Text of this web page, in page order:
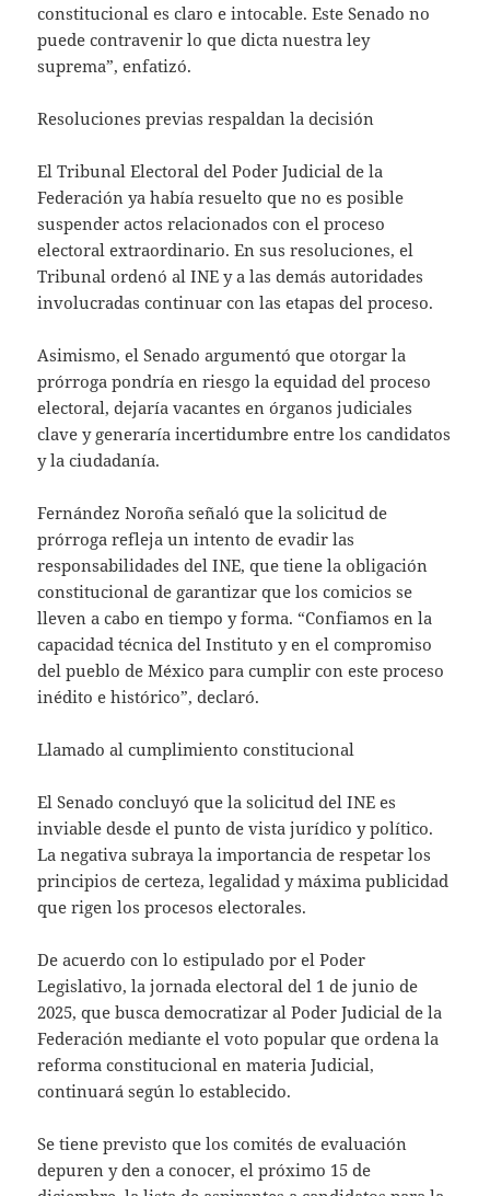
constitucional es claro e intocable. Este Senado no
puede contravenir lo que dicta nuestra ley
suprema”, enfatizó.
Resoluciones previas respaldan la decisión
El Tribunal Electoral del Poder Judicial de la
Federación ya había resuelto que no es posible
suspender actos relacionados con el proceso
electoral extraordinario. En sus resoluciones, el
Tribunal ordenó al INE y a las demás autoridades
involucradas continuar con las etapas del proceso.
Asimismo, el Senado argumentó que otorgar la
prórroga pondría en riesgo la equidad del proceso
electoral, dejaría vacantes en órganos judiciales
clave y generaría incertidumbre entre los candidatos
y la ciudadanía.
Fernández Noroña señaló que la solicitud de
prórroga refleja un intento de evadir las
responsabilidades del INE, que tiene la obligación
constitucional de garantizar que los comicios se
lleven a cabo en tiempo y forma. “Confiamos en la
capacidad técnica del Instituto y en el compromiso
del pueblo de México para cumplir con este proceso
inédito e histórico”, declaró.
Llamado al cumplimiento constitucional
El Senado concluyó que la solicitud del INE es
inviable desde el punto de vista jurídico y político.
La negativa subraya la importancia de respetar los
principios de certeza, legalidad y máxima publicidad
que rigen los procesos electorales.
De acuerdo con lo estipulado por el Poder
Legislativo, la jornada electoral del 1 de junio de
2025, que busca democratizar al Poder Judicial de la
Federación mediante el voto popular que ordena la
reforma constitucional en materia Judicial,
continuará según lo establecido.
Se tiene previsto que los comités de evaluación
depuren y den a conocer, el próximo 15 de